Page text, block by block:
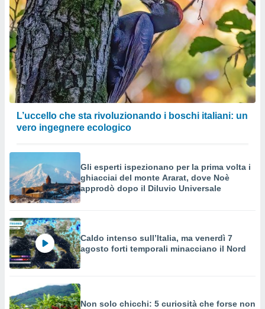
L’uccello che sta rivoluzionando i boschi italiani: un
vero ingegnere ecologico
Gli esperti ispezionano per la prima volta i
ghiacciai del monte Ararat, dove Noè
approdò dopo il Diluvio Universale
Caldo intenso sull’Italia, ma venerdì 7
agosto forti temporali minacciano il Nord
Non solo chicchi: 5 curiosità che forse non